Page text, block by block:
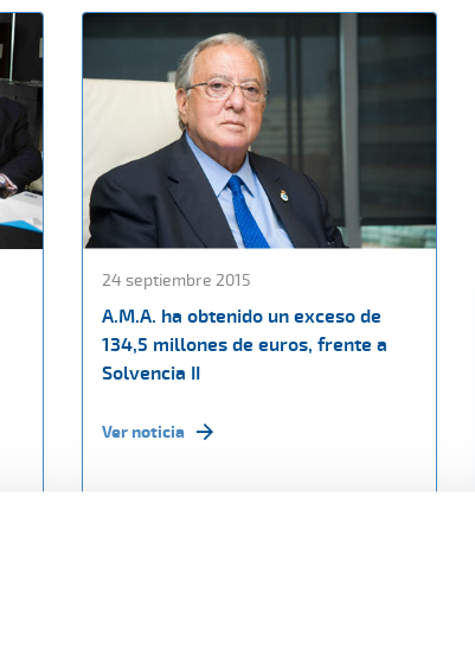
24 septiembre 2015
A.M.A. ha obtenido un exceso de
134,5 millones de euros, frente a
Solvencia II
Ver noticia